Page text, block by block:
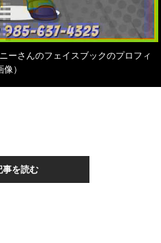
ーさんのフェイスブックのプロフィ
）
事を読む